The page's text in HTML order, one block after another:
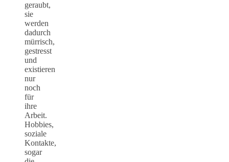
geraubt,
sie
werden
dadurch
mürrisch,
gestresst
und
existieren
nur
noch
für
ihre
Arbeit.
Hobbies,
soziale
Kontakte,
sogar